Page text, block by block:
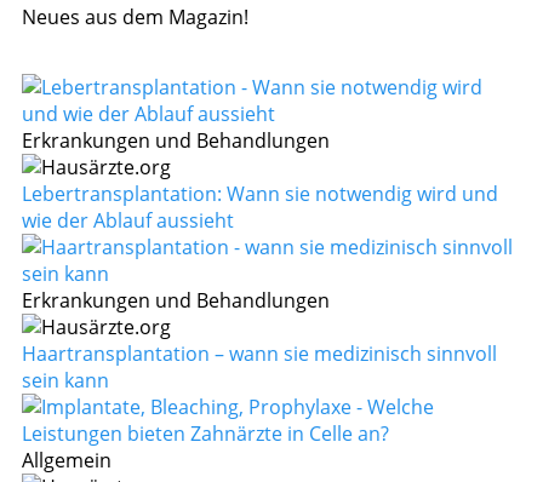
Neues aus dem Magazin!
Erkrankungen und Behandlungen
Lebertransplantation: Wann sie notwendig wird und
wie der Ablauf aussieht
Erkrankungen und Behandlungen
Haartransplantation – wann sie medizinisch sinnvoll
sein kann
Allgemein